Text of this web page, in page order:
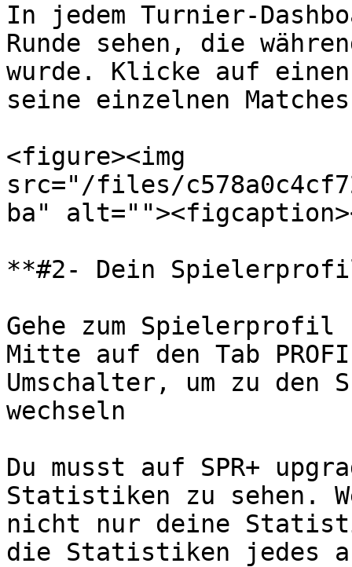
In jedem Turnier-
Runde sehen, die
wurde. Klicke auf
seine einzelnen
<figure><img
src="/files/
ba"
**#2- Dein
Gehe zum
Mitte auf den Tab
Umschalter, um zu den
wechseln
Du musst auf SPR+
Statistiken zu sehen.
nicht nur deine
die Statistiken jedes